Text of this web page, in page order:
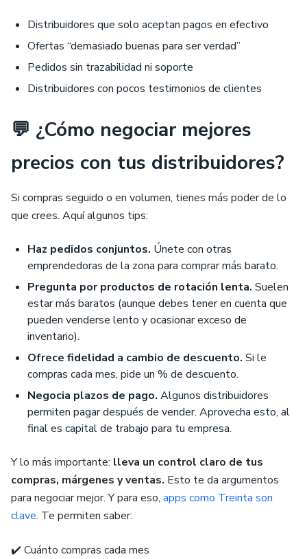
Distribuidores que solo aceptan pagos en efectivo
Ofertas “demasiado buenas para ser verdad”
Pedidos sin trazabilidad ni soporte
Distribuidores con pocos testimonios de clientes
💬 ¿Cómo negociar mejores
precios con tus distribuidores?
Si compras seguido o en volumen, tienes más poder de lo
que crees. Aquí algunos tips:
Haz pedidos conjuntos. Únete con otras
emprendedoras de la zona para comprar más barato.
Pregunta por productos de rotación lenta. Suelen
estar más baratos (aunque debes tener en cuenta que
pueden venderse lento y ocasionar exceso de
inventario).
Ofrece fidelidad a cambio de descuento. Si le
compras cada mes, pide un % de descuento.
Negocia plazos de pago. Algunos distribuidores
permiten pagar después de vender. Aprovecha esto, al
final es capital de trabajo para tu empresa.
Y lo más importante: lleva un control claro de tus
compras, márgenes y ventas. Esto te da argumentos
para negociar mejor. Y para eso, apps como Treinta son
clave. Te permiten saber:
✔️ Cuánto compras cada mes